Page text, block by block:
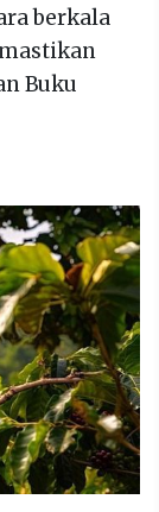
berkala
Buku